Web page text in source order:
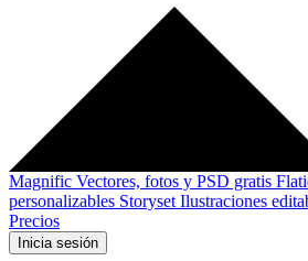
Magnific Vectores, fotos y PSD gratis
personalizables Storyset Ilustraciones
Precios
Inicia sesión